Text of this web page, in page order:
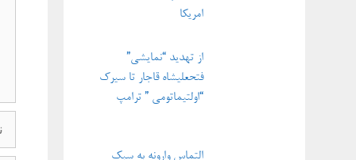
امریکا
از تهدید “نمایشی”
فتحعلیشاه قاجار تا سیرک
“اولتیماتومی ” ترامپ
التماس وارونه به سبک